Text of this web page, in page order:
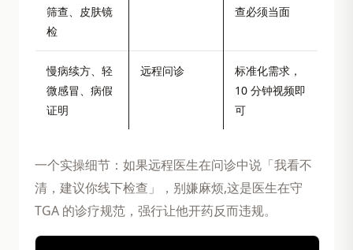
筛查、皮肤镜
检
查必须当面
慢病续方、轻
微感冒、病假
证明
远程问诊
标准化需求，
10 分钟视频即
可
一个实操细节：如果远程医生在问诊中说「我看不
清，建议你线下检查」，别嫌麻烦,这是医生在守
TGA 的诊疗规范，强行让他开药反而违规。